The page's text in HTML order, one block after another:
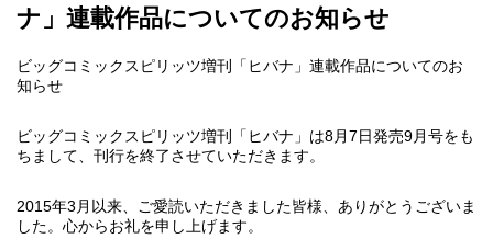
ナ」連載作品についてのお知らせ
ビッグコミックスピリッツ増刊「ヒバナ」連載作品についてのお
知らせ
ビッグコミックスピリッツ増刊「ヒバナ」は8月7日発売9月号をも
ちまして、刊行を終了させていただきます。
2015年3月以来、ご愛読いただきました皆様、ありがとうございま
した。心からお礼を申し上げます。